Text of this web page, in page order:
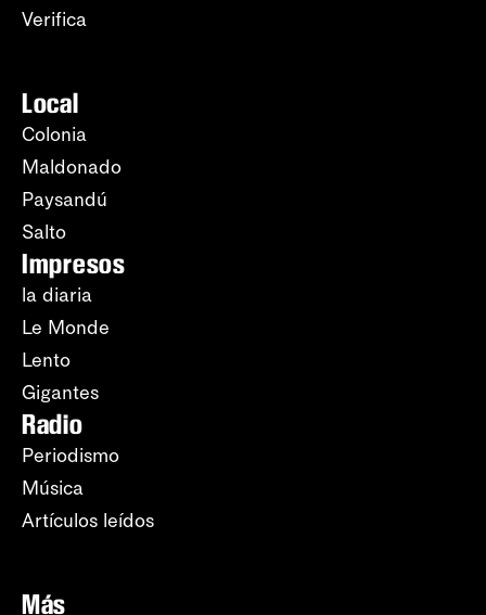
Verifica
Local
Colonia
Maldonado
Paysandú
Salto
Impresos
la diaria
Le Monde
Lento
Gigantes
Radio
Periodismo
Música
Artículos leídos
Más